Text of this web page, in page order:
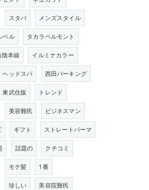
スタバ メンズスタイル
ベル タカラベルモント
陰本線 イルミナカラー
ヘッドスパ 西田パーキング
東武住販 トレンド
美容難民 ビジネスマン
ギフト ストレートパーマ
話題の クチコミ
モテ髪 1番
珍しい 美容院難民